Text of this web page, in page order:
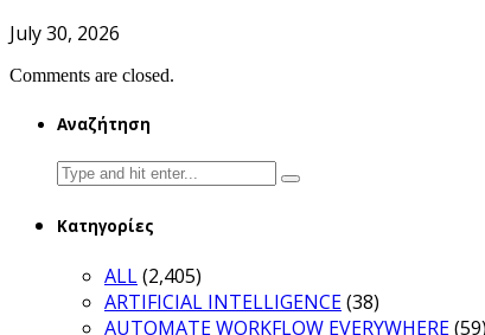
July 30, 2026
Comments are closed.
Αναζήτηση
Search
for:
Κατηγορίες
ALL(2,405)
ARTIFICIAL INTELLIGENCE(38)
AUTOMATE WORKFLOW EVERYWHERE(59)